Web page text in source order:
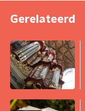
Gerelateerd